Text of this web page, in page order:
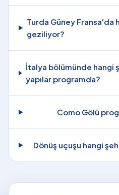
Turda Güney Fransa'da
geziliyor?
İtalya bölümünde hangi
yapılar programda?
Como Gölü
Dönüş uçuşu hangi